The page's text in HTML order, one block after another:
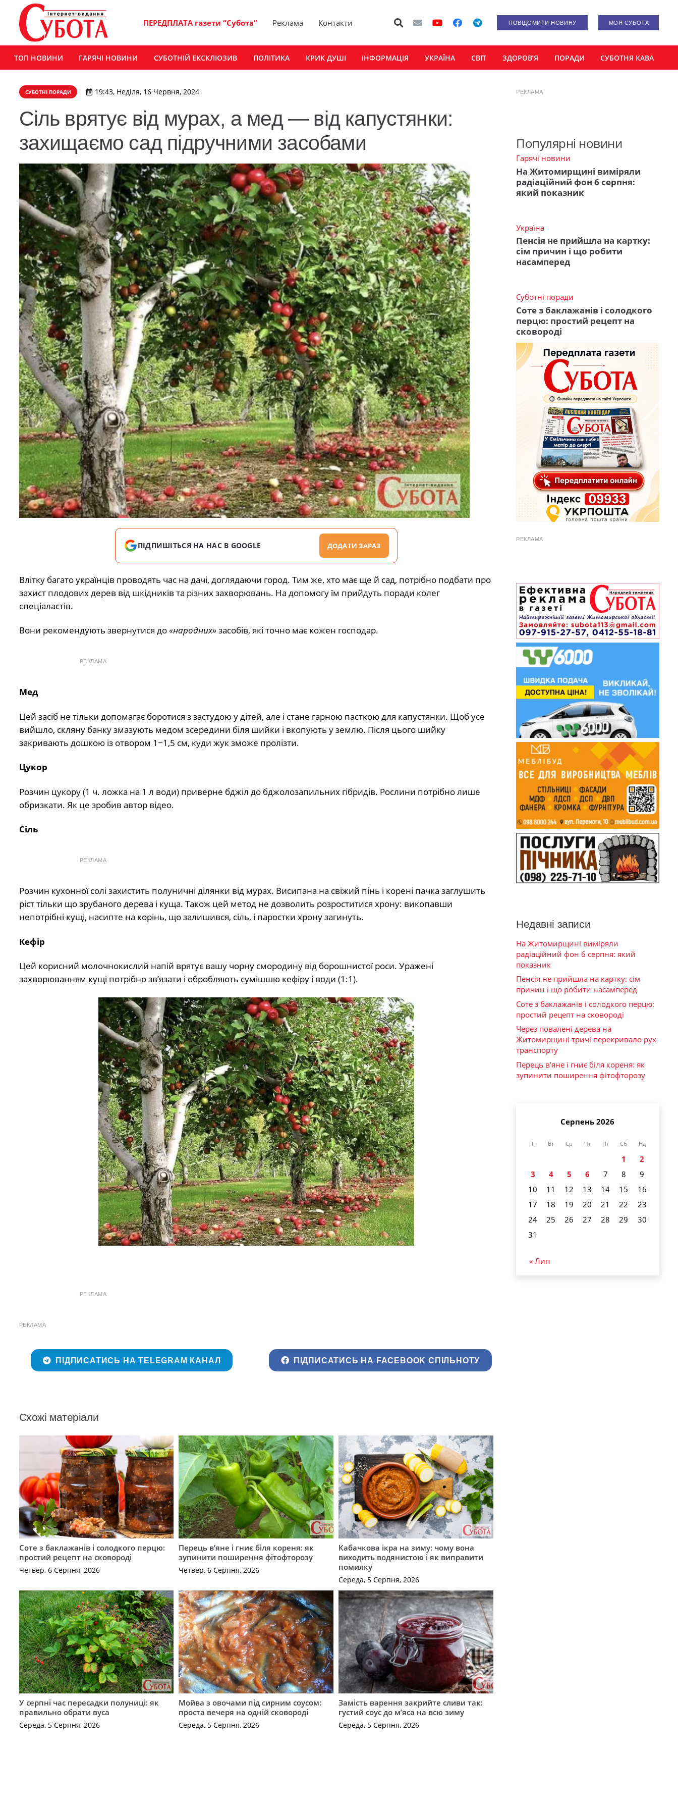
ПЕРЕДПЛАТА газети “Субота” Реклама Контакти ПОВІДОМИТИ НОВИНУ МОЯ СУБОТА
ТОП НОВИНИ ГАРЯЧІ НОВИНИ СУБОТНІЙ ЕКСКЛЮЗИВ ПОЛІТИКА КРИК ДУШІ ІНФОРМАЦІЯ УКРАЇНА СВІТ ЗДОРОВ’Я ПОРАДИ СУБОТНЯ КАВА
СУБОТНІ ПОРАДИ 19:43, Неділя, 16 Червня, 2024
Сіль врятує від мурах, а мед — від капустянки:
захищаємо сад підручними засобами
ПІДПИШІТЬСЯ НА НАС В GOOGLE ДОДАТИ ЗАРАЗ
Влітку багато українців проводять час на дачі, доглядаючи город. Тим же, хто має ще й сад, потрібно подбати про
захист плодових дерев від шкідників та різних захворювань. На допомогу їм прийдуть поради колег
спеціаластів.
Вони рекомендують звернутися до«народних»засобів, які точно має кожен господар.
РЕКЛАМА
Мед
Цей засіб не тільки допомагає боротися з застудою у дітей, але і стане гарною пасткою для капустянки. Щоб усе
вийшло, скляну банку змазують медом зсередини біля шийки і вкопують у землю. Після цього шийку
закривають дошкою із отвором 1−1,5 см, куди жук зможе пролізти.
Цукор
Розчин цукору (1 ч. ложка на 1 л води) приверне бджіл до бджолозапильних гібридів. Рослини потрібно лише
обризкати. Як це зробив автор відео.
Сіль
РЕКЛАМА
Розчин кухонної солі захистить полуничні ділянки від мурах. Висипана на свіжий пінь і корені пачка заглушить
ріст тільки що зрубаного дерева і куща. Також цей метод не дозволить розроститися хрону: викопавши
непотрібні кущі, насипте на корінь, що залишився, сіль, і паростки хрону загинуть.
Кефір
Цей корисний молочнокислий напій врятує вашу чорну смородину від борошнистої роси. Уражені
захворюванням кущі потрібно зв’язати і обробляють сумішшю кефіру і води (1:1).
РЕКЛАМА
РЕКЛАМА
ПІДПИСАТИСЬ НА TELEGRAM КАНАЛ ПІДПИСАТИСЬ НА FACEBOOK СПІЛЬНОТУ
Схожі матеріали
Соте з баклажанів і солодкого перцю:
простий рецепт на сковороді
Четвер, 6 Серпня, 2026
Перець в’яне і гниє біля кореня: як
зупинити поширення фітофторозу
Четвер, 6 Серпня, 2026
Кабачкова ікра на зиму: чому вона
виходить водянистою і як виправити
помилку
Середа, 5 Серпня, 2026
У серпні час пересадки полуниці: як
правильно обрати вуса
Середа, 5 Серпня, 2026
Мойва з овочами під сирним соусом:
проста вечеря на одній сковороді
Середа, 5 Серпня, 2026
Замість варення закрийте сливи так:
густий соус до м’яса на всю зиму
Середа, 5 Серпня, 2026
РЕКЛАМА
Популярні новини
Гарячі новини
На Житомирщині виміряли
радіаційний фон 6 серпня:
який показник
Україна
Пенсія не прийшла на картку:
сім причин і що робити
насамперед
Суботні поради
Соте з баклажанів і солодкого
перцю: простий рецепт на
сковороді
РЕКЛАМА
Недавні записи
На Житомирщині виміряли
радіаційний фон 6 серпня: який
показник
Пенсія не прийшла на картку: сім
причин і що робити насамперед
Соте з баклажанів і солодкого перцю:
простий рецепт на сковороді
Через повалені дерева на
Житомирщині тричі перекривало рух
транспорту
Перець в’яне і гниє біля кореня: як
зупинити поширення фітофторозу
Серпень 2026
Пн Вт Ср Чт Пт Сб Нд
1
2
3
4 5 6 7 8
9
10
11 12 13 14 15
16
17
18 19 20 21 22
23
24
25 26 27 28 29
30
31
« Лип